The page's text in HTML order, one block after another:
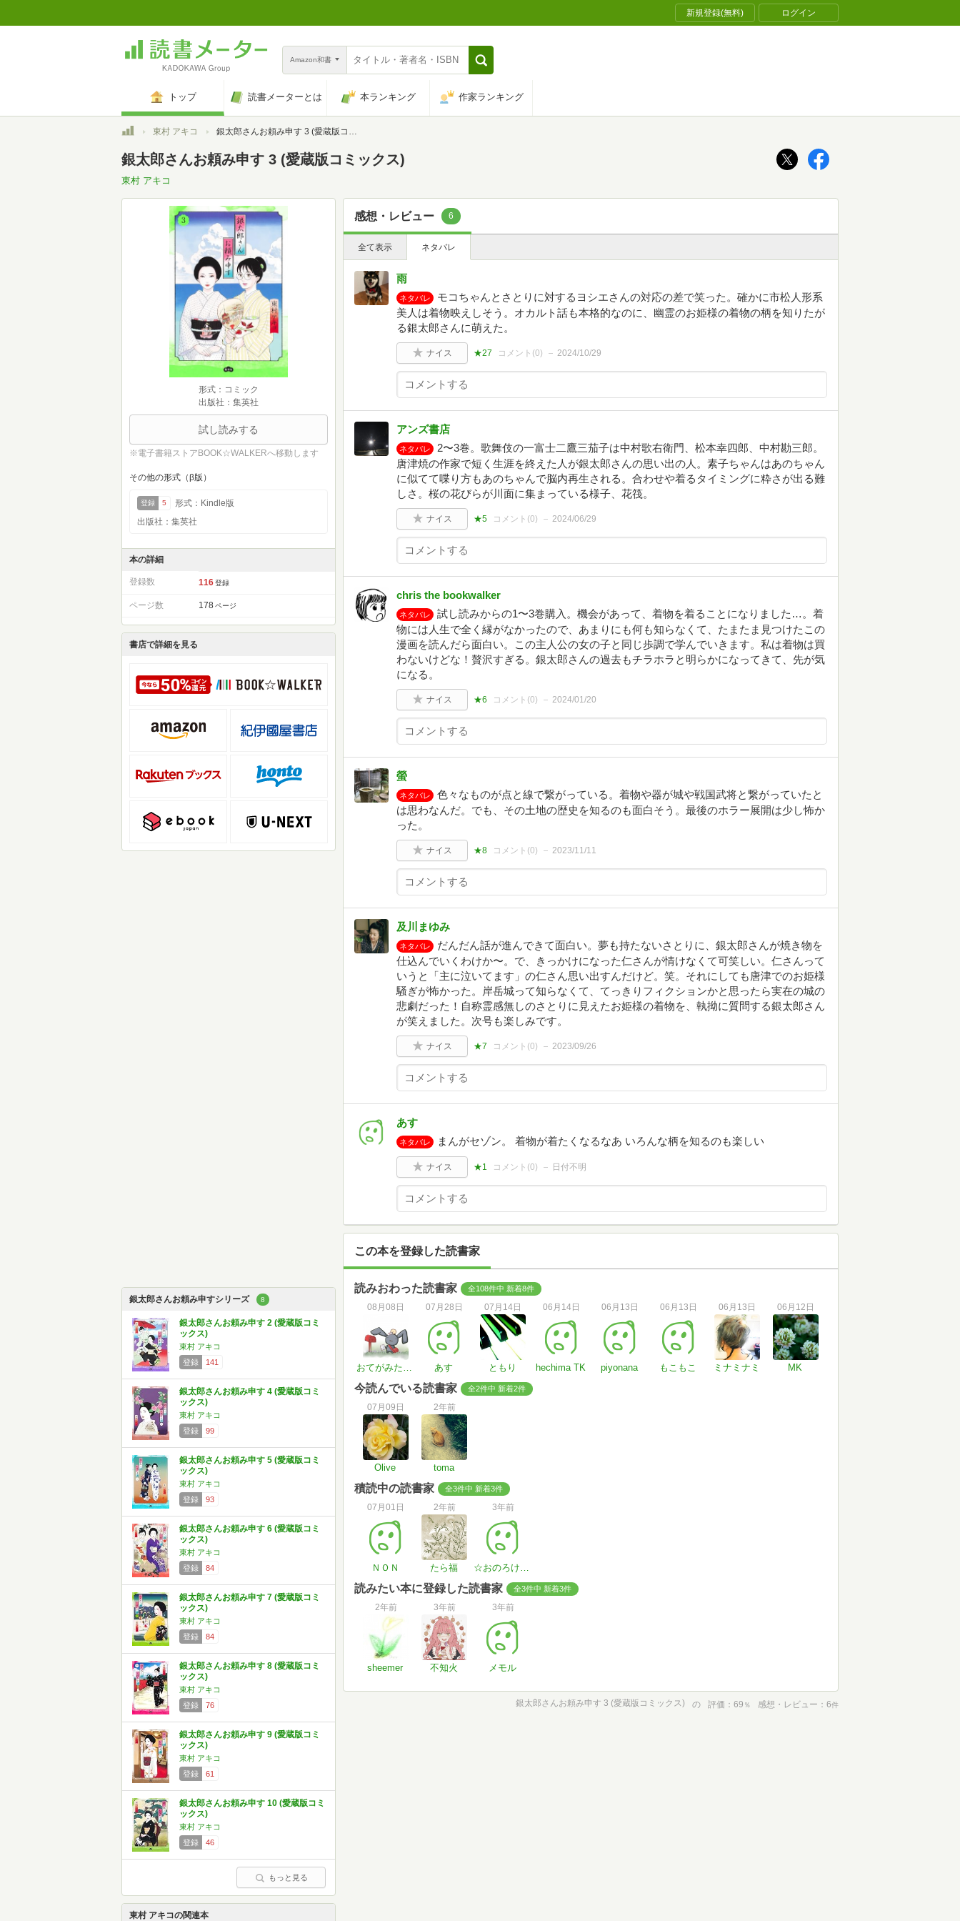
新規登録(無料) ログイン
Amazon和書
トップ 読書メーターとは 本ランキング 作家ランキング
トップ東村 アキコ 銀太郎さんお頼み申す 3 (愛蔵版コミックス)
銀太郎さんお頼み申す 3 (愛蔵版コミックス)
東村 アキコ
形式：コミック
出版社：集英社
試し読みする
※電子書籍ストアBOOK☆WALKERへ移動します
その他の形式（β版）
登録 5
形式：Kindle版
出版社：集英社
本の詳細
登録数 116 登録
ページ数 178 ページ
書店で詳細を見る
銀太郎さんお頼み申すシリーズ 8
銀太郎さんお頼み申す 2 (愛蔵版コミ
ックス)
東村 アキコ
登録
141
銀太郎さんお頼み申す 4 (愛蔵版コミ
ックス)
東村 アキコ
登録
99
銀太郎さんお頼み申す 5 (愛蔵版コミ
ックス)
東村 アキコ
登録
93
銀太郎さんお頼み申す 6 (愛蔵版コミ
ックス)
東村 アキコ
登録
84
銀太郎さんお頼み申す 7 (愛蔵版コミ
ックス)
東村 アキコ
登録
84
銀太郎さんお頼み申す 8 (愛蔵版コミ
ックス)
東村 アキコ
登録
76
銀太郎さんお頼み申す 9 (愛蔵版コミ
ックス)
東村 アキコ
登録
61
銀太郎さんお頼み申す 10 (愛蔵版コミ
ックス)
東村 アキコ
登録
46
もっと見る
東村 アキコの関連本
感想・レビュー 6
全て表示 ネタバレ
雨
ネタバレ
モコちゃんとさとりに対するヨシエさんの対応の差で笑った。確かに市松人形系
美人は着物映えしそう。オカルト話も本格的なのに、幽霊のお姫様の着物の柄を知りたが
る銀太郎さんに萌えた。
ナイス ★27 コメント(0) 2024/10/29
アンズ書店
ネタバレ
2〜3巻。歌舞伎の一富士二鷹三茄子は中村歌右衛門、松本幸四郎、中村勘三郎。
唐津焼の作家で短く生涯を終えた人が銀太郎さんの思い出の人。素子ちゃんはあのちゃん
に似てて喋り方もあのちゃんで脳内再生される。合わせや着るタイミングに粋さが出る難
しさ。桜の花びらが川面に集まっている様子、花筏。
ナイス ★5 コメント(0) 2024/06/29
chris the bookwalker
ネタバレ
試し読みからの1〜3巻購入。機会があって、着物を着ることになりました…。着
物には人生で全く縁がなかったので、あまりにも何も知らなくて、たまたま見つけたこの
漫画を読んだら面白い。この主人公の女の子と同じ歩調で学んでいきます。私は着物は買
わないけどな！贅沢すぎる。銀太郎さんの過去もチラホラと明らかになってきて、先が気
になる。
ナイス ★6 コメント(0) 2024/01/20
螢
ネタバレ
色々なものが点と線で繋がっている。着物や器が城や戦国武将と繋がっていたと
は思わなんだ。でも、その土地の歴史を知るのも面白そう。最後のホラー展開は少し怖か
った。
ナイス ★8 コメント(0) 2023/11/11
及川まゆみ
ネタバレ
だんだん話が進んできて面白い。夢も持たないさとりに、銀太郎さんが焼き物を
仕込んでいくわけか〜。で、きっかけになった仁さんが情けなくて可笑しい。仁さんって
いうと「主に泣いてます」の仁さん思い出すんだけど。笑。それにしても唐津でのお姫様
騒ぎが怖かった。岸岳城って知らなくて、てっきりフィクションかと思ったら実在の城の
悲劇だった！自称霊感無しのさとりに見えたお姫様の着物を、執拗に質問する銀太郎さん
が笑えました。次号も楽しみです。
ナイス ★7 コメント(0) 2023/09/26
あす
ネタバレ まんがセゾン。 着物が着たくなるなあ いろんな柄を知るのも楽しい
ナイス ★1 コメント(0) 日付不明
この本を登録した読書家
読みおわった読書家 全108件中 新着8件
08月08日
おてがみたべた
07月28日
あす
07月14日
ともり
06月14日
hechima TK
06月13日
piyonana
06月13日
もこもこ
06月13日
ミナミナミ
06月12日
MK
今読んでいる読書家 全2件中 新着2件
07月09日
Olive
2年前
toma
積読中の読書家 全3件中 新着3件
07月01日
ＮＯＮ
2年前
たら福
3年前
☆おのろけ姫☆
読みたい本に登録した読書家 全3件中 新着3件
2年前
sheemer
3年前
不知火
3年前
メモル
銀太郎さんお頼み申す 3 (愛蔵版コミックス) の 評価 69 ％ 感想・レビュー 6件